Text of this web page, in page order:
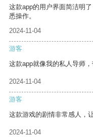
这款app的用户界面简洁明
悉操作。
2024-11-04
游客
这款app就像我的私人导师，
2024-11-04
游客
这款游戏的剧情非常感人，
2024-11-04